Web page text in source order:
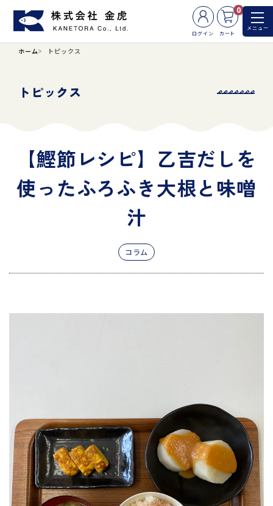
ログイン
0
カート
メニュー
ホーム トピックス
トピックス
【鰹節レシピ】乙吉だしを
使ったふろふき大根と味噌
汁
コラム